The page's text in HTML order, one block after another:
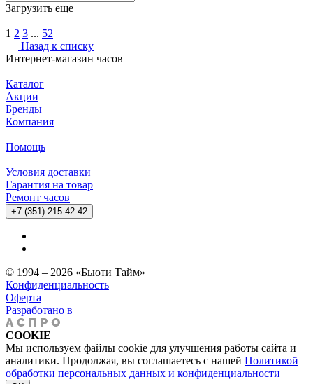
Загрузить еще
1 2 3 ... 52
Назад к списку
Интернет-магазин часов
Каталог
Акции
Бренды
Компания
Помощь
Условия доставки
Гарантия на товар
Ремонт часов
+7 (351) 215-42-42
© 1994 – 2026 «Бьюти Тайм»
Конфиденциальность
Оферта
Разработано в
COOKIE
Мы используем файлы cookie для улучшения работы сайта и
аналитики. Продолжая, вы соглашаетесь с нашей Политикой
обработки персональных данных и конфиденциальности